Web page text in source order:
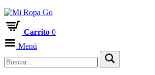
Carrito 0
Menú